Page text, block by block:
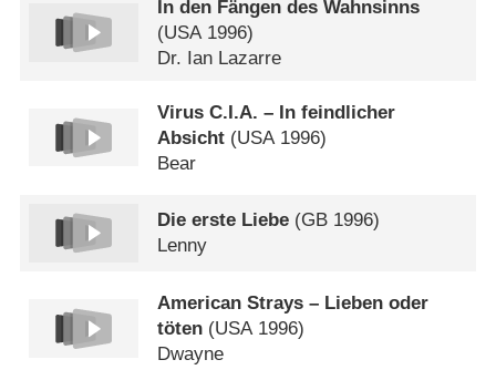
In den Fängen des Wahnsinns
(USA1996)
Dr. Ian Lazarre
Virus C.I.A. – In feindlicher
Absicht (USA 1996)
Bear
Die erste Liebe (GB 1996)
Lenny
American Strays – Lieben oder
töten (USA1996)
Dwayne